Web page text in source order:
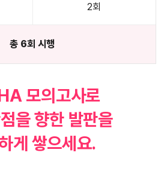
2회
총 6회 시행
모의고사로
을 향한 발판을
게 쌓으세요.